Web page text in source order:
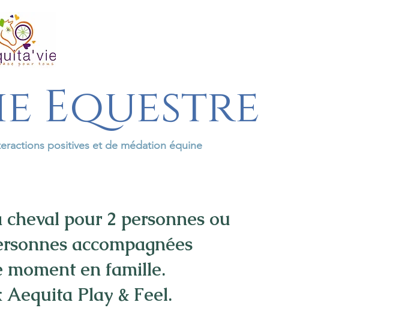
Equestre
positives et de médation équine
pour 2 personnes ou
accompagnées
en famille.
Aequita Play & Feel.